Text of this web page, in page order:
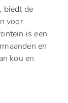
biedt de
voor
is een
en
kou en